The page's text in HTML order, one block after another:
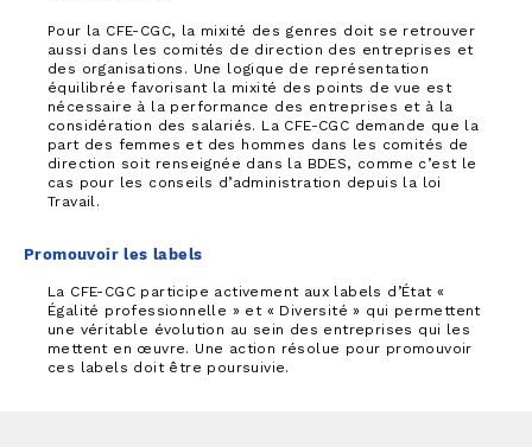
Pour la CFE-CGC, la mixité des genres doit se retrouver
aussi dans les comités de direction des entreprises et
des organisations. Une logique de représentation
équilibrée favorisant la mixité des points de vue est
nécessaire à la performance des entreprises et à la
considération des salariés. La CFE-CGC demande que la
part des femmes et des hommes dans les comités de
direction soit renseignée dans la BDES, comme c’est le
cas pour les conseils d’administration depuis la loi
Travail.
Promouvoir les labels
La CFE-CGC participe activement aux labels d’État «
Égalité professionnelle » et « Diversité » qui permettent
une véritable évolution au sein des entreprises qui les
mettent en œuvre. Une action résolue pour promouvoir
ces labels doit être poursuivie.